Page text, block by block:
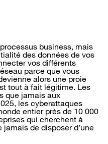
business, mais
des données de vos
vos différents
parce que vous
alors une proie
tout à fait légitime. Les
que jamais aux
les cyberattaques
entier près de 10 000
qui cherchent à
de disposer d’une